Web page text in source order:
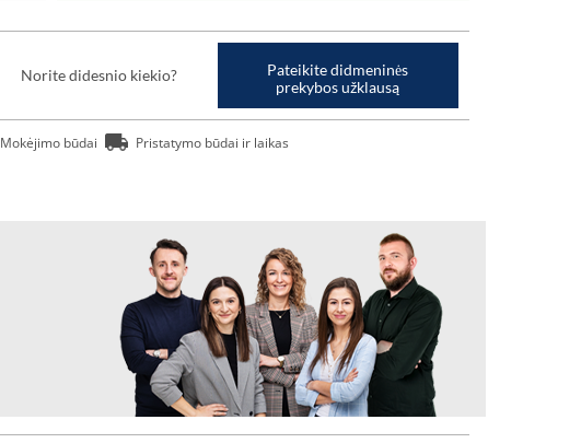
Norite didesnio kiekio?
Pateikite didmeninės
prekybos užklausą
Mokėjimo būdai Pristatymo būdai ir laikas